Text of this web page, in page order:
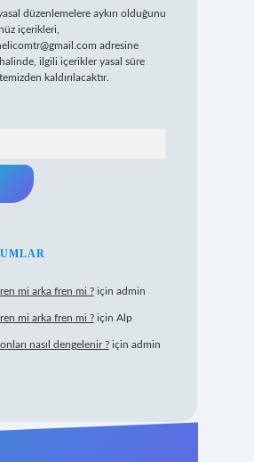
düzenlemelere aykırı olduğunu
içerikleri,
adresine
ilgili içerikler yasal süre
kaldırılacaktır.
mi arka fren mi ?için admin
mi arka fren mi ?için Alp
nasıl dengelenir ?için admin